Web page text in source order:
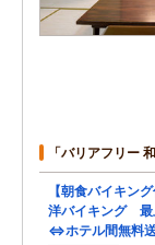
「バリアフリー
【朝食バイキン
洋バイキング 最
⇔ホテル間無料